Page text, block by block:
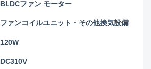
BLDCファン モーター
ファンコイルユニット・その他換気設備
120W
DC310V